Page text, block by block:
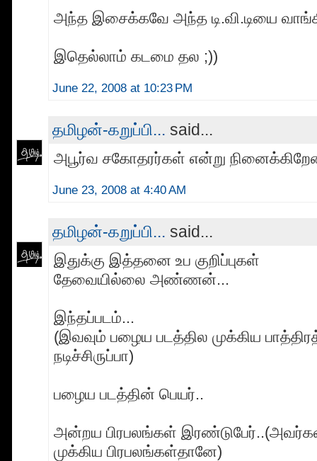
அந்த இசைக்கவே அந்த டி.வி.டியை
இதெல்லாம் கடமை தல ;))
June 22, 2008 at 10:23 PM
தமிழன்-கறுப்பி... said...
அபூர்வ சகோதரர்கள் என்று
June 23, 2008 at 4:40 AM
தமிழன்-கறுப்பி... said...
இதுக்கு இத்தனை உப குறிப்புகள்
தேவையில்லை அண்ணன்...
இந்தப்படம்...
(இவவும் பழைய படத்தில முக்கிய
நடிச்சிருப்பா)
பழைய படத்தின் பெயர்..
அன்றய பிரபலங்கள்
முக்கிய பிரபலங்கள்தானே)